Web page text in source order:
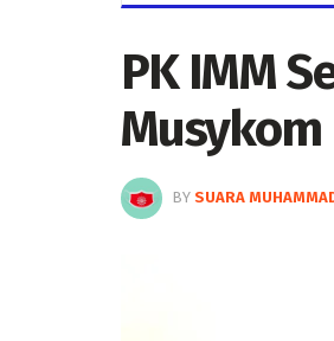
PK IMM
BY SUARA